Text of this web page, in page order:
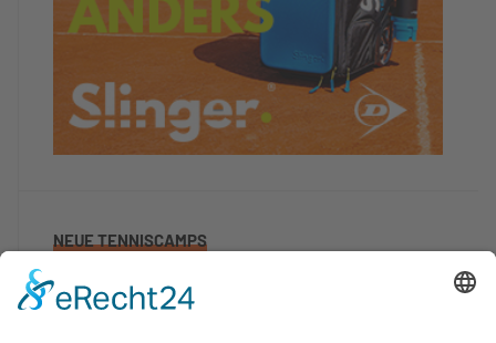
NEUE TENNISCAMPS